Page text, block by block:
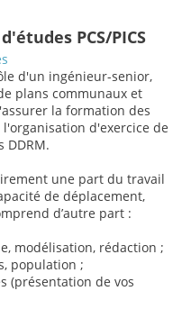
PCS/PICS
d'un ingénieur-senior,
plans communaux et
la formation des
d'exercice de
DDRM.
une part du travail
de déplacement,
d’autre part :
modélisation, rédaction ;
population ;
(présentation de vos